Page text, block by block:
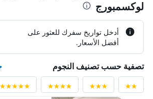
لوكسمبورج
أدخل تواريخ سفرك للعثور على
أفضل الأسعار.
تصفية حسب تصنيف النجوم